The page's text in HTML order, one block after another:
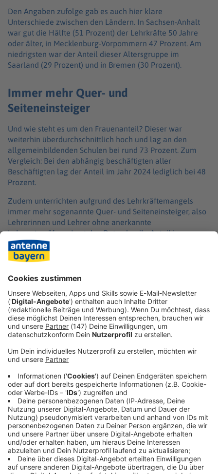
Den Angaben zufolge gab es auch hier klare
Unterschiede zwischen den Ländern. In Sachsen-Anhalt
war gut die Hälfte (51 Prozent) der Lehrkräfte 50 Jahre
oder älter, in Mecklenburg-Vorpommern 47 Prozent. Am
niedrigsten war der Anteil dieser Altersgruppe im
Saarland (29 Prozent) und in Bremen (30 Prozent).
Immer mehr Quer- und
Seiteneinsteiger
Und wie steht es um den Frauenanteil? Dieser war
weiterhin überdurchschnittlich hoch und lag an den
allgemeinbildenden Schulen bei rund 73 Prozent. Zum
Vergleich: Bei den abhängig beschäftigten aller
Beschäftigten lag der Anteil im Jahr 2024 lediglich bei 48
Prozent.
Zudem unterrichten aufgrund des Lehrkräftemangels
immer mehr sogenannte Quer- und Seiteneinsteiger, also
Lehrerinnen und Lehrer ohne anerkannte
Lehramtsprüfung. Laut den Daten lag ihr Anteil im
Schuljahr 2024/2025 an allgemeinbildenden Schulen bei
11 Prozent. Zum Vergleich: Zehn Jahre zuvor, im
Schuljahr 2014/2015, war der Anteil mit 4 Prozent noch
deutlich niedriger.